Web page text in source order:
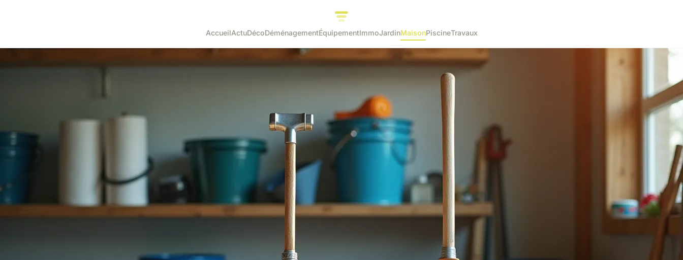
AccueilActuDécoDéménagementÉquipementImmoJardinMaisonPiscineTravaux